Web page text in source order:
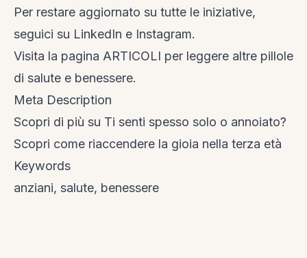
Per restare aggiornato su tutte le iniziative,
seguici su LinkedIn e Instagram.
Visita la pagina ARTICOLI per leggere altre pillole
di salute e benessere.
Meta Description
Scopri di più su Ti senti spesso solo o annoiato?
Scopri come riaccendere la gioia nella terza età
Keywords
anziani, salute, benessere